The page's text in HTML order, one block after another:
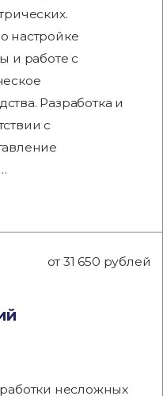
настройке
и работе с
Разработка и
с
от 31 650 рублей
несложных